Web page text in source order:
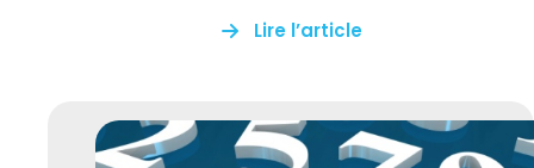
Lire l’article